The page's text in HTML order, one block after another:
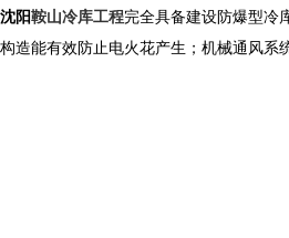
沈阳鞍山冷库工程完全具备建设防爆型冷
构造能有效防止电火花产生；机械通风系